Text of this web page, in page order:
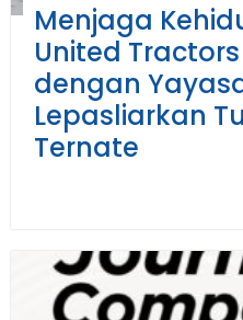
Menjaga
United
dengan
Lepasliarkan
Ternate